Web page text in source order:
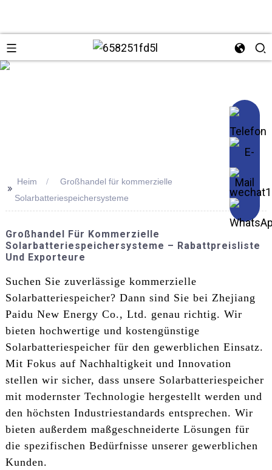
>>
Heim
Großhandel für kommerzielle
Solarbatteriespeichersysteme
Großhandel Für Kommerzielle
Solarbatteriespeichersysteme – Rabattpreisliste
Und Exporteure
Suchen Sie zuverlässige kommerzielle
Solarbatteriespeicher? Dann sind Sie bei Zhejiang
Paidu New Energy Co., Ltd. genau richtig. Wir
bieten hochwertige und kostengünstige
Solarbatteriespeicher für den gewerblichen Einsatz.
Mit Fokus auf Nachhaltigkeit und Innovation
stellen wir sicher, dass unsere Solarbatteriespeicher
mit modernster Technologie hergestellt werden und
den höchsten Industriestandards entsprechen. Wir
bieten außerdem maßgeschneiderte Lösungen für
die spezifischen Bedürfnisse unserer gewerblichen
Kunden.